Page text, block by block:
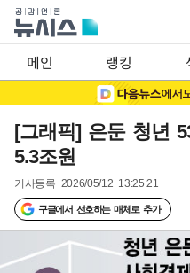
메인 랭킹
[그래픽] 은둔 청년
5.3조원
기사등록 2026/05/12 13:25:21
구글에서 선호하는 매체로 추가